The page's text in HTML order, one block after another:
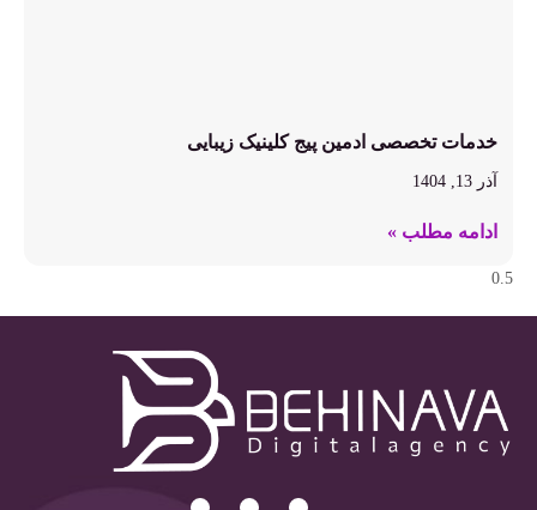
خدمات تخصصی ادمین پیج کلینیک زیبایی
آذر 13, 1404
ادامه مطلب »